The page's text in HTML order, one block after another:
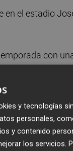
en el estadio
con
a lo largo
del encuentro,
para el
y tecnologías
personales,
y contenido
los servicios.